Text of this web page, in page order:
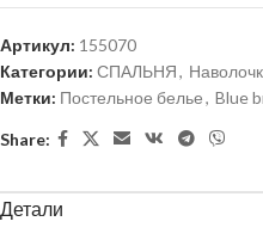
Артикул: 155070
Категории: СПАЛЬНЯ,
Метки: Постельное белье, Blue
Share:
Детали